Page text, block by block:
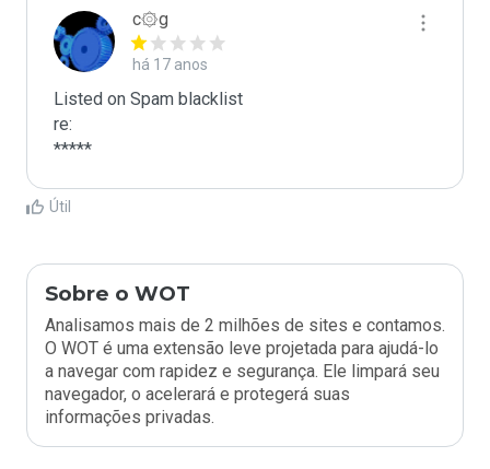
c۞g
há 17 anos
Listed on Spam blacklist
re:
*****
Útil
Sobre o WOT
Analisamos mais de 2 milhões de sites e contamos.
O WOT é uma extensão leve projetada para ajudá-lo
a navegar com rapidez e segurança. Ele limpará seu
navegador, o acelerará e protegerá suas
informações privadas.